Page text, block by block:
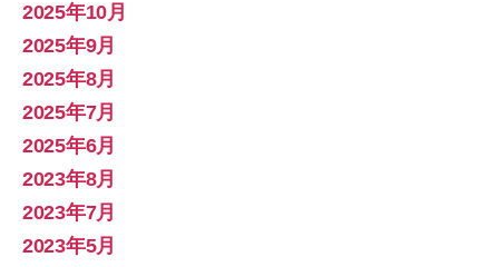
2025年10月
2025年9月
2025年8月
2025年7月
2025年6月
2023年8月
2023年7月
2023年5月